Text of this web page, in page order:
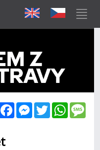
FacebookMessenger
Twitter